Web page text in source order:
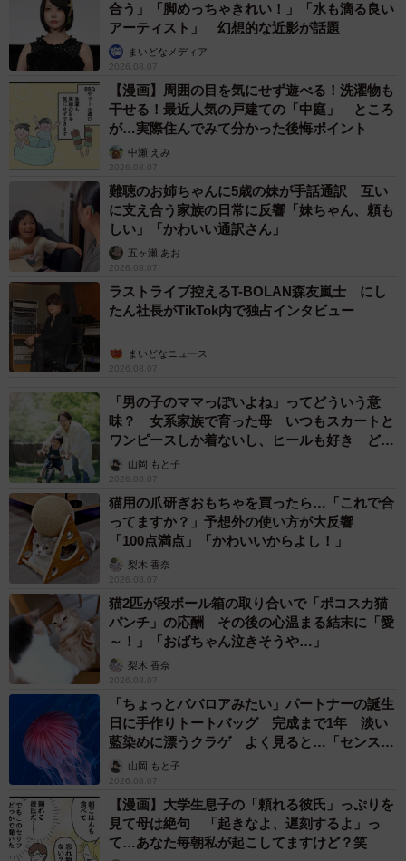
合う」「脚めっちゃきれい！」「水も滴る良い
アーティスト」 幻想的な近影が話題
まいどなメディア
2026.08.07
【漫画】周囲の目を気にせず遊べる！洗濯物も
干せる！最近人気の戸建ての「中庭」 ところ
が…実際住んでみて分かった後悔ポイント
中瀬 えみ
2026.08.07
難聴のお姉ちゃんに5歳の妹が手話通訳 互い
に支え合う家族の日常に反響「妹ちゃん、頼も
しい」「かわいい通訳さん」
五ヶ瀬 あお
2026.08.07
ラストライブ控えるT-BOLAN森友嵐士 にし
たん社長がTikTok内で独占インタビュー
まいどなニュース
2026.08.07
「男の子のママっぽいよね」ってどういう意
味？ 女系家族で育った母 いつもスカートと
ワンピースしか着ないし、ヒールも好き どの
へんが…
山岡 もと子
2026.08.07
猫用の爪研ぎおもちゃを買ったら…「これで合
ってますか？」予想外の使い方が大反響
「100点満点」「かわいいからよし！」
梨木 香奈
2026.08.07
猫2匹が段ボール箱の取り合いで「ポコスカ猫
パンチ」の応酬 その後の心温まる結末に「愛
～！」「おばちゃん泣きそうや…」
梨木 香奈
2026.08.07
「ちょっとババロアみたい」パートナーの誕生
日に手作りトートバッグ 完成まで1年 淡い
藍染めに漂うクラゲ よく見ると…「センスす
ごい」山岡 もと子
2026.08.07
【漫画】大学生息子の「頼れる彼氏」っぷりを
見て母は絶句 「起きなよ、遅刻するよ」っ
て…あなた毎朝私が起こしてますけど？笑